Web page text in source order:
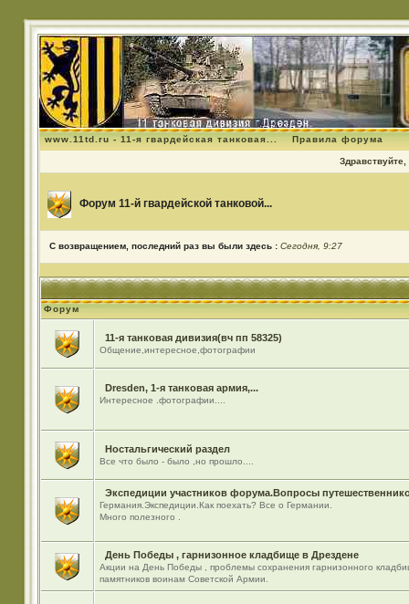
www.11td.ru - 11-я гвардейская танковая... Правила форума
Здравствуйте,
Форум 11-й гвардейской танковой...
С возвращением, последний раз вы были здесь : Сегодня, 9:27
Форум
11-я танковая дивизия(вч пп 58325)
Общение,интересное,фотографии
Dresden, 1-я танковая армия,...
Интересное .фотографии....
Ностальгический раздел
Все что было - было ,но прошло....
Экспедиции участников форума.Вопросы
Германия.Экспедиции.Как поехать? Все о Германии.
Много полезного .
День Победы , гарнизонное кладбище в Дрездене
Акции на День Победы , проблемы сохранения гарнизонного
памятников воинам Советской Армии.